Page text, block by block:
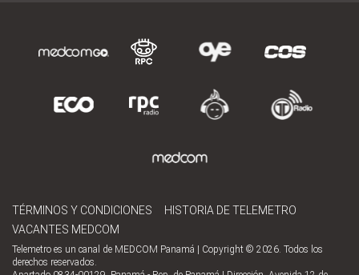
TÉRMINOS Y CONDICIONES
HISTORIA DE TELEMETRO
VACANTES MEDCOM
Telemetro es un canal de MEDCOM Panamá | Copyright © 2026. Todos los
derechos reservados.